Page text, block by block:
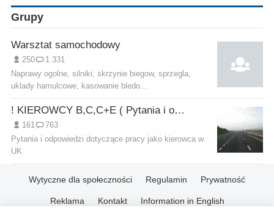
Grupy
Warsztat samochodowy
250
1 331
Naprawy ogolne, silniki, skrzynie biegow, sprzegla,
uklady hamulcowe, kasowanie bledo...
! KIEROWCY B,C,C+E ( Pytania i odpowiedzi)
161
763
Pytania i odpowiedzi dotyczące pracy jako kierowca w
UK
Wytyczne dla społeczności Regulamin Prywatność
Reklama Kontakt Information in English